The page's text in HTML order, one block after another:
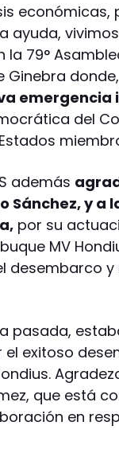
ayuda,
la 79°
Ginebra
del
además
Sánchez, y
por su
MV
desembarco
pasada,
exitoso
que está
en